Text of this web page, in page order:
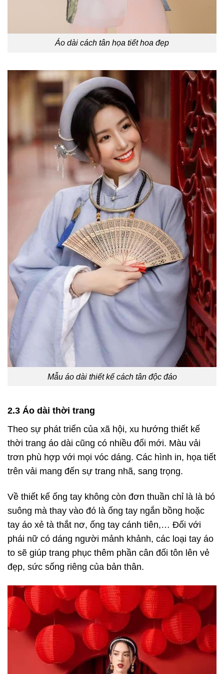
Áo dài cách tân họa tiết hoa đẹp
Mẫu áo dài thiết kế cách tân độc đáo
2.3 Áo dài thời trang
Theo sự phát triển của xã hội, xu hướng thiết kế
thời trang áo dài cũng có nhiều đổi mới. Màu vải
trơn phù hợp với mọi vóc dáng. Các hình in, họa tiết
trên vải mang đến sự trang nhã, sang trọng.
Về thiết kế ống tay không còn đơn thuần chỉ là là bó
suông mà thay vào đó là ống tay ngắn bồng hoặc
tay áo xẻ tà thắt nơ, ống tay cánh tiên,… Đối với
phái nữ có dáng người mảnh khảnh, các loại tay áo
to sẽ giúp trang phục thêm phần cân đối tôn lên vẻ
đẹp, sức sống riêng của bản thân.